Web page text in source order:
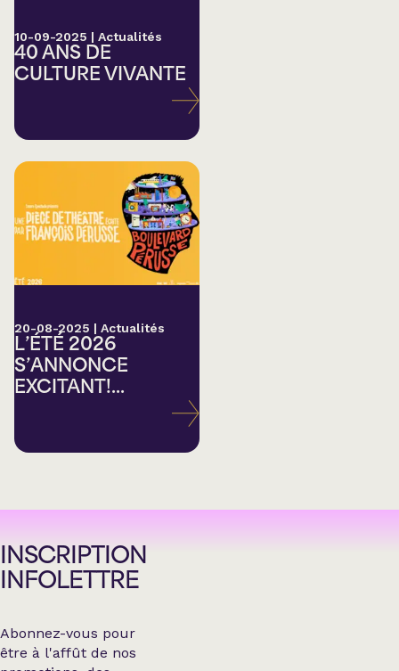
10-09-2025 | Actualités
40 ANS DE
CULTURE VIVANTE
20-08-2025 | Actualités
L’ÉTÉ 2026
S’ANNONCE
EXCITANT!...
INSCRIPTION
INFOLETTRE
Abonnez-vous pour
être à l'affût de nos